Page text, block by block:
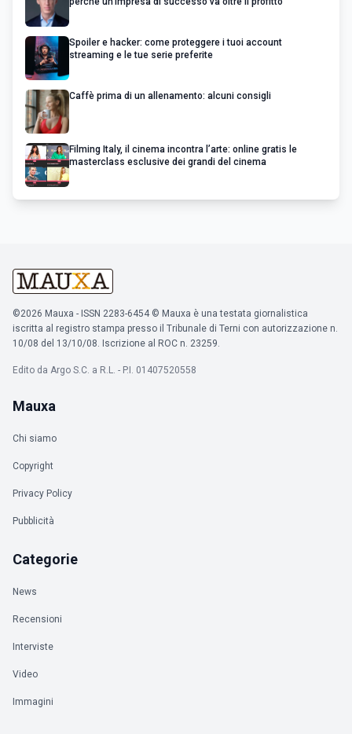
Spoiler e hacker: come proteggere i tuoi account
streaming e le tue serie preferite
Caffè prima di un allenamento: alcuni consigli
Filming Italy, il cinema incontra l’arte: online gratis le
masterclass esclusive dei grandi del cinema
©2026 Mauxa - ISSN 2283-6454 © Mauxa è una testata giornalistica
iscritta al registro stampa presso il Tribunale di Terni con autorizzazione n.
10/08 del 13/10/08. Iscrizione al ROC n. 23259.
Edito da Argo S.C. a R.L. - P.I. 01407520558
Mauxa
Chi siamo
Copyright
Privacy Policy
Pubblicità
Categorie
News
Recensioni
Interviste
Video
Immagini